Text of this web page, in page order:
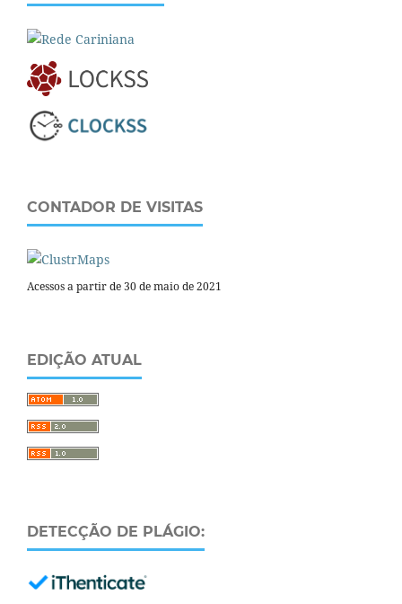
CONTADOR DE VISITAS
Acessos a partir de 30 de maio de 2021
EDIÇÃO ATUAL
DETECÇÃO DE PLÁGIO: